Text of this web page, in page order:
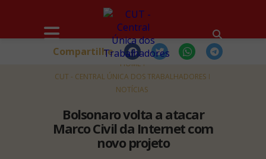
HOME
CUT - CENTRAL ÚNICA DOS TRABALHADORES
NOTÍCIAS
Bolsonaro volta a atacar
Marco Civil da Internet com
novo projeto
Compartilhe